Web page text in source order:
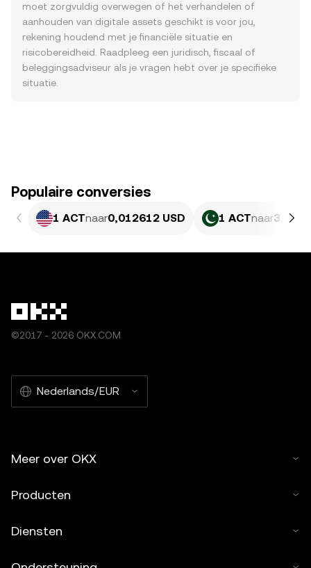
moet zorgvuldig overwegen of het verhandelen of
aanhouden van digitale assets geschikt is voor jou,
rekening houdend met je financiële situatie en
risicobereidheid. Raadpleeg een juridisch, fiscaal of
beleggingsadviseur als je vragen hebt over je specifieke
situatie.
Populaire conversies
1 ACTnaar0,012612 USD 1 ACTnaar3,503
©2017 - 2026 OKX.COM
Nederlands/EUR
Meer over OKX
Producten
Diensten